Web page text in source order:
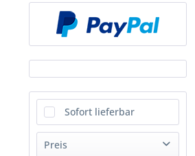
Sofort lieferbar
Preis